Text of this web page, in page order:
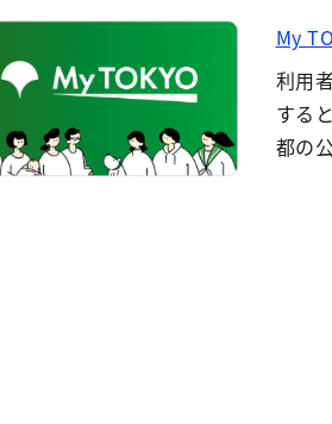
My
利用
する
都の